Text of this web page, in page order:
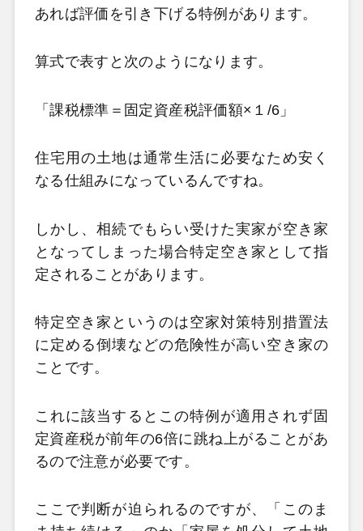
あれば評価を引き下げる特例があります。
算式で表すと次のようになります。
「課税標準＝固定資産税評価額×１/6」
住宅用の土地は通常生活に必要なため安く
なる仕組みになっているんですね。
しかし、相続でもらい受けた実家が空き家
となってしまった場合特定空き家として指
定されることがあります。
特定空き家というのは空家対策特別措置法
に定める倒壊などの危険性が高い空き家の
ことです。
これに該当するとこの特例が適用されず固
定資産税が前年の6倍に跳ね上がることがあ
るので注意が必要です。
ここで判断が迫られるのですが、「このま